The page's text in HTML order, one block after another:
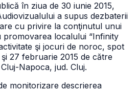
în ziua de 30 iunie 2015,
a supus dezbaterii
cu privire la conţinutul unui
localului “Infinity
şi jocuri de noroc, spot
27 februarie 2015 de către
Napoca, jud. Cluj.
monitorizare descrierea